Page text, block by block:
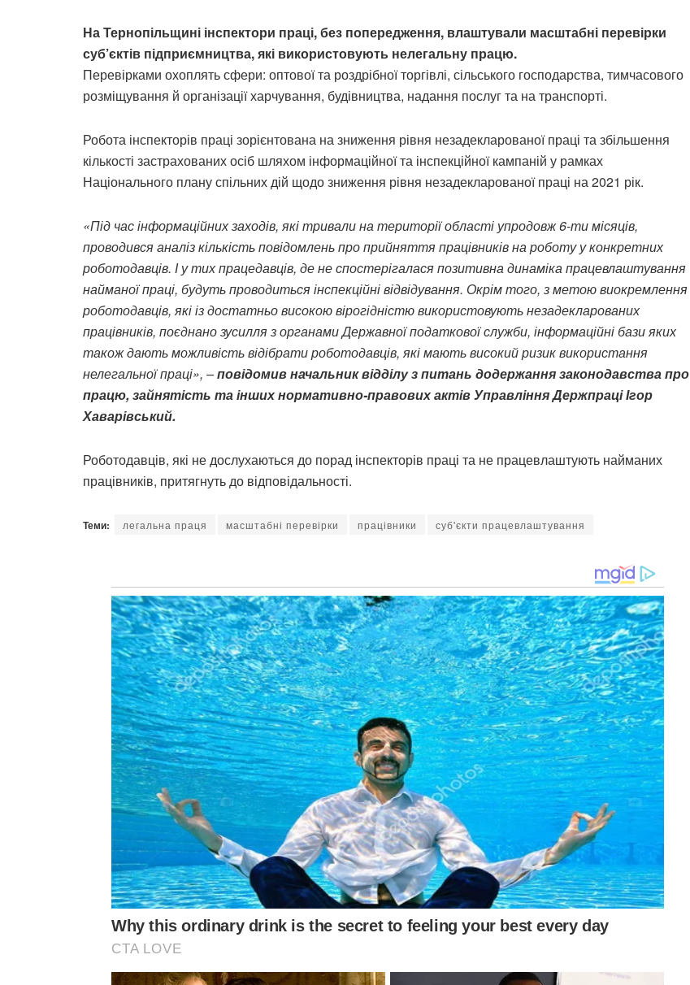
На Тернопільщині інспектори праці, без попередження, влаштували масштабні перевірки
суб’єктів підприємництва, які використовують нелегальну працю.
Перевірками охоплять сфери: оптової та роздрібної торгівлі, сільського господарства, тимчасового
розміщування й організації харчування, будівництва, надання послуг та на транспорті.
Робота інспекторів праці зорієнтована на зниження рівня незадекларованої праці та збільшення
кількості застрахованих осіб шляхом інформаційної та інспекційної кампаній у рамках
Національного плану спільних дій щодо зниження рівня незадекларованої праці на 2021 рік.
«Під час інформаційних заходів, які тривали на території області упродовж 6-ти місяців,
проводився аналіз кількість повідомлень про прийняття працівників на роботу у конкретних
роботодавців. І у тих працедавців, де не спостерігалася позитивна динаміка працевлаштування
найманої праці, будуть проводиться інспекційні відвідування. Окрім того, з метою виокремлення
роботодавців, які із достатньо високою вірогідністю використовують незадекларованих
працівників, поєднано зусилля з органами Державної податкової служби, інформаційні бази яких
також дають можливість відібрати роботодавців, які мають високий ризик використання
нелегальної праці», –повідомив начальник відділу з питань додержання законодавства про
працю, зайнятість та інших нормативно-правових актів Управління Держпраці Ігор
Хаварівський.
Роботодавців, які не дослухаються до порад інспекторів праці та не працевлаштують найманих
працівників, притягнуть до відповідальності.
Теми: легальна праця масштабні перевірки працівники суб'єкти працевлаштування